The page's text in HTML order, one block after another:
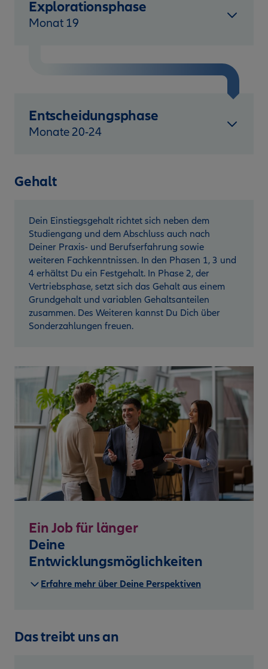
Explorationsphase
Monat 19
Entscheidungsphase
Monate 20-24
Gehalt
Dein Einstiegsgehalt richtet sich neben dem
Studiengang und dem Abschluss auch nach
Deiner Praxis- und Berufserfahrung sowie
weiteren Fachkenntnissen. In den Phasen 1, 3 und
4 erhältst Du ein Festgehalt. In Phase 2, der
Vertriebsphase, setzt sich das Gehalt aus einem
Grundgehalt und variablen Gehaltsanteilen
zusammen. Des Weiteren kannst Du Dich über
Sonderzahlungen freuen.
Ein Job für länger
Deine
Entwicklungsmöglichkeiten
Erfahre mehr über Deine Perspektiven
Das treibt uns an